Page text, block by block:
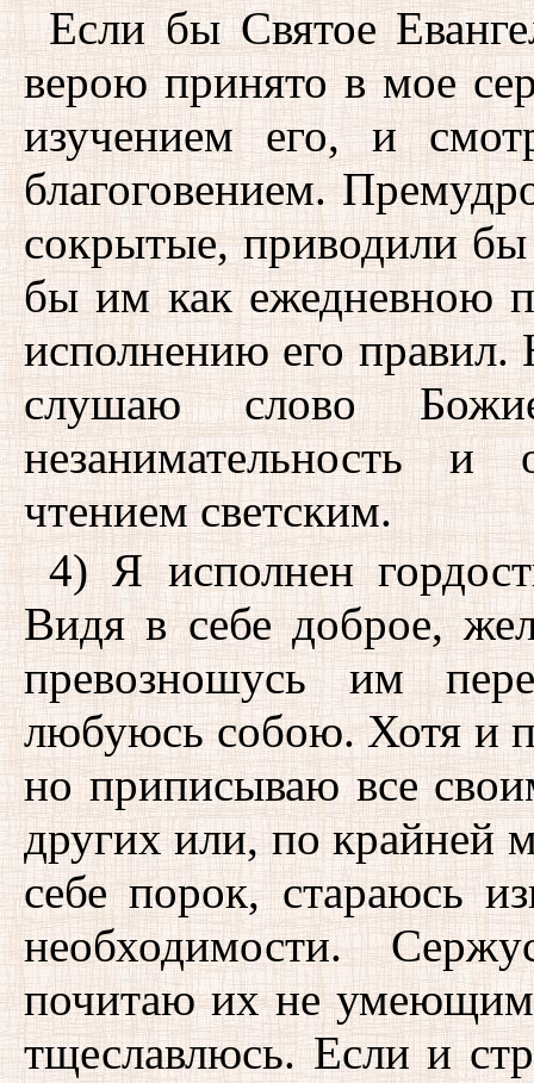
Если бы Святое
верою принято в мое
изучением его, и
благоговением.
сокрытые, приводили
бы им как ежедневною
исполнению его правил.
слушаю слово
незанимательность и
чтением светским.
4) Я исполнен
Видя в себе доброе,
превозношусь им
любуюсь собою. Хотя и
но приписываю все
других или, по крайней
себе порок, стараюсь
необходимости.
почитаю их не
тщеславлюсь. Если и